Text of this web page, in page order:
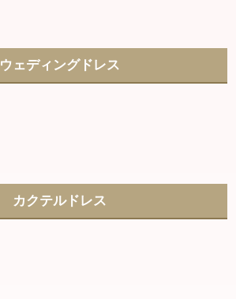
ウェディングドレス
カクテルドレス